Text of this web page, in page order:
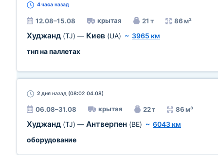
4 часа назад
12.08–15.08 крытая 21 т 86 м³
Худжанд (TJ) — Киев (UA) ~ 3965 км
тнп на паллетах
2 дня назад (08:02 04.08)
06.08–31.08 крытая 22 т 86 м³
Худжанд (TJ) — Антверпен (BE) ~ 6043 км
оборудование